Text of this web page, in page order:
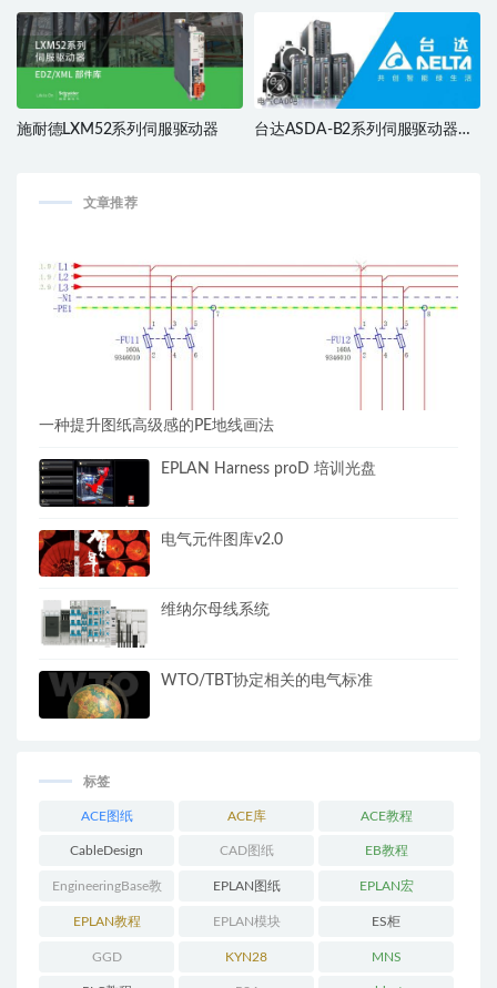
库
施耐德LXM52系列伺服驱动器
台达ASDA-B2系列伺服驱动器部
文章推荐
一种提升图纸高级感的PE地线画法
EPLAN Harness proD 培训光盘
电气元件图库v2.0
维纳尔母线系统
WTO/TBT协定相关的电气标准
标签
ACE图纸 ACE库 ACE教程
CableDesign CAD图纸 EB教程
EngineeringBase教
程
EPLAN图纸 EPLAN宏
EPLAN教程 EPLAN模块 ES柜
GGD KYN28 MNS